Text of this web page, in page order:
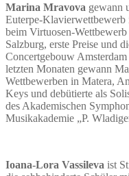
Marina Mravova gewann
Euterpe-Klavierwettbewerb
beim Virtuosen-
Salzburg, erste Preise und
Concertgebouw
letzten Monaten gewann
Wettbewerben in Matera,
Keys und debütierte als
des Akademischen
Musikakademie „P.
Ioana-Lora Vassileva ist